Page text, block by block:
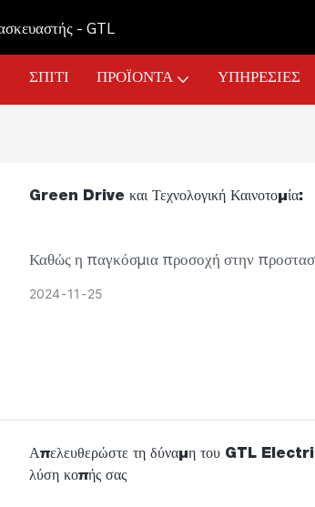
- GTL
ΣΠΊΤΙ ΠΡΟΪΌΝΤΑ ΥΠΗΡΕΣΊΕΣ
Green Drive και Τεχνολογική Καινοτομία:
Καθώς η παγκόσμια προσοχή στην
αυξάνεται, η βιομηχανία ηλεκτρικών
Τεχνολογική Καινοτομία: Αναβαθμίσεις
2024 11 25
Απελευθερώστε τη δύναμη του GTL
λύση κοπής σας